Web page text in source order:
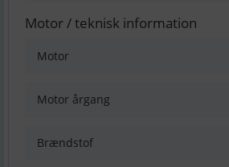
Motor / teknisk information
Motor
Motor årgang
Brændstof